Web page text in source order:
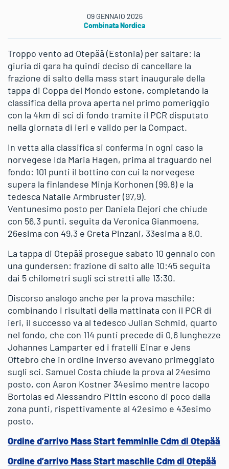
09 GENNAIO 2026
Combinata Nordica
Troppo vento ad Otepää (Estonia) per saltare: la
giuria di gara ha quindi deciso di cancellare la
frazione di salto della mass start inaugurale della
tappa di Coppa del Mondo estone, completando la
classifica della prova aperta nel primo pomeriggio
con la 4km di sci di fondo tramite il PCR disputato
nella giornata di ieri e valido per la Compact.
In vetta alla classifica si conferma in ogni caso la
norvegese Ida Maria Hagen, prima al traguardo nel
fondo: 101 punti il bottino con cui la norvegese
supera la finlandese Minja Korhonen (99,8) e la
tedesca Natalie Armbruster (97,9).
Ventunesimo posto per Daniela Dejori che chiude
con 56,3 punti, seguita da Veronica Gianmoena,
26esima con 49,3 e Greta Pinzani, 33esima a 8,0.
La tappa di Otepää prosegue sabato 10 gennaio con
una gundersen: frazione di salto alle 10:45 seguita
dai 5 chilometri sugli sci stretti alle 13:30.
Discorso analogo anche per la prova maschile:
combinando i risultati della mattinata con il PCR di
ieri, il successo va al tedesco Julian Schmid, quarto
nel fondo, che con 114 punti precede di 0,6 lunghezze
Johannes Lamparter ed i fratelli Einar e Jens
Oftebro che in ordine inverso avevano primeggiato
sugli sci. Samuel Costa chiude la prova al 24esimo
posto, con Aaron Kostner 34esimo mentre Iacopo
Bortolas ed Alessandro Pittin escono di poco dalla
zona punti, rispettivamente al 42esimo e 43esimo
posto.
Ordine d’arrivo Mass Start femminile Cdm di Otepää
Ordine d’arrivo Mass Start maschile Cdm di Otepää